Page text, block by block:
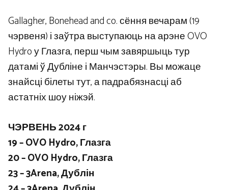
Gallagher, Bonehead and co. сёння вечарам (19
чэрвеня) і заўтра выступаюць на арэне OVO
Hydro у Глазга, перш чым завяршыць тур
датамі ў Дубліне і Манчэстэры. Вы можаце
знайсці білеты тут, а падрабязнасці аб
астатніх шоу ніжэй.
ЧЭРВЕНЬ 2024 г
19 – OVO Hydro, Глазга
20 – OVO Hydro, Глазга
23 – 3Arena, Дублін